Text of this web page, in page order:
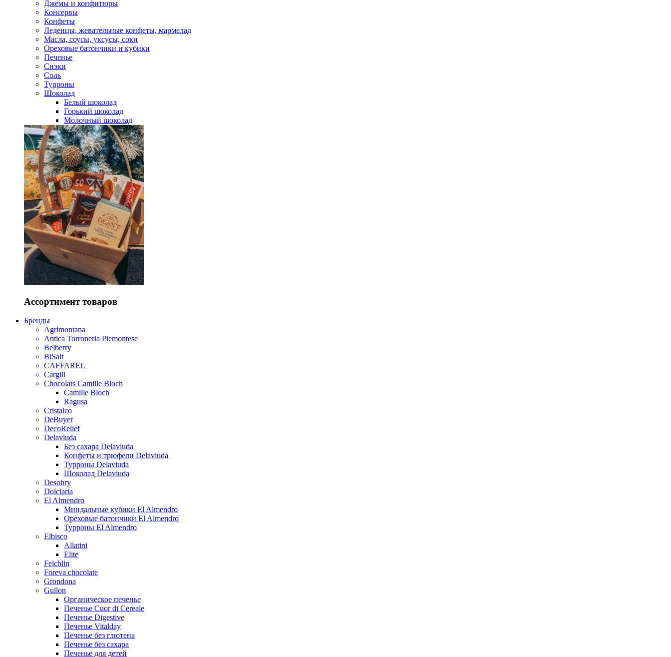
Джемы и конфитюры
Консервы
Конфеты
Леденцы, жевательные конфеты, мармелад
Масла, соусы, уксусы, соки
Ореховые батончики и кубики
Печенье
Снэки
Соль
Турроны
Шоколад
Белый шоколад
Горький шоколад
Молочный шоколад
Ассортимент товаров
Бренды
Agrimontana
Antica Torroneria Piemontese
Belberry
BiSalt
CAFFAREL
Cargill
Chocolats Camille Bloch
Camille Bloch
Ragusa
Cristalco
DeBuyer
DecoRelief
Delaviuda
Без сахара Delaviuda
Конфеты и трюфели Delaviuda
Турроны Delaviuda
Шоколад Delaviuda
Desobry
Dolciaria
El Almendro
Миндальные кубики El Almendro
Ореховые батончики El Almendro
Турроны El Almendro
Elbisco
Allatini
Elite
Felchlin
Foreva chocolate
Grondona
Gullon
Органическое печенье
Печенье Cuor di Cereale
Печенье Digestive
Печенье Vitalday
Печенье без глютена
Печенье без сахара
Печенье для детей